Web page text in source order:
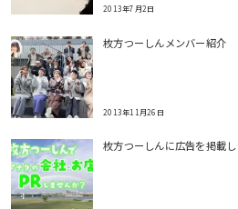
2013年7月2日
枚方つーしんメンバー紹介
2013年11月26日
枚方つーしんに広告を掲載